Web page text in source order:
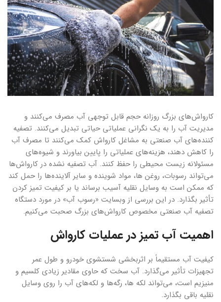
کارواش‌های بزرگ روزانه حجم قابل توجهی آب مصرف می‌کنند و
مدیریت آب را به یک نگرانی عملیاتی حیاتی تبدیل می‌کنند. تصفیه
کننده‌های آب صنعتی به مشاغل کارواش کمک می‌کنند تا مصرف آب
را کاهش دهند، هزینه‌های عملیاتی را پایین بیاورند و شیوه‌های
مسئولانه زیست محیطی را حفظ کنند. آب تصفیه نشده در کارواش‌ها
می‌تواند رسوبات، روغن ها، مواد شوینده و سایر آلاینده‌ها را حمل کند
که ممکن است به وسایل نقلیه آسیب برساند یا بر کیفیت تمیز کردن
تأثیر بگذارد. در این بررسی از وبسایت «رسوب آب» در مورد دستگاه
تصفیه آب صنعتی مخصوص کارواش‌های بزرگ صحبت می‌کنیم.
اهمیت آب تمیز در عملیات کارواش
کیفیت آب مستقیماً بر اثربخشی شستشوی خودرو و طول عمر
تجهیزات تأثیر می‌گذارد. آب سخت که حاوی مقادیر زیادی کلسیم و
منیزیم است، می‌تواند لکه ها، رگه‌ها و لکه‌های آب را روی وسایل
نقلیه باقی بگذارد.